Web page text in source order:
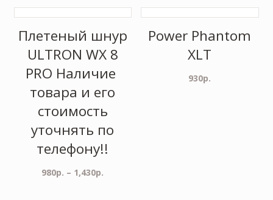
Плетеный шнур
ULTRON WX 8
PRO Наличие
товара и его
стоимость
уточнять по
телефону!!
980р. – 1,430р.
Power Phantom
XLT
930р.